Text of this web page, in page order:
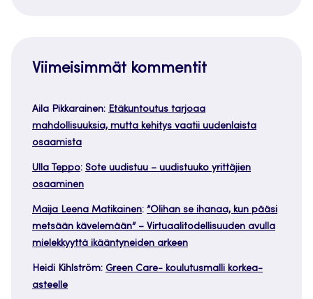
Viimeisimmät kommentit
Aila Pikkarainen: Etäkuntoutus tarjoaa
mahdollisuuksia, mutta kehitys vaatii uudenlaista
osaamista
Ulla Teppo: Sote uudistuu – uudistuuko yrittäjien
osaaminen
Maija Leena Matikainen: ”Olihan se ihanaa, kun pääsi
metsään kävelemään” – Virtuaalitodellisuuden avulla
mielekkyyttä ikääntyneiden arkeen
Heidi Kihlström: Green Care- koulutusmalli korkea-
asteelle